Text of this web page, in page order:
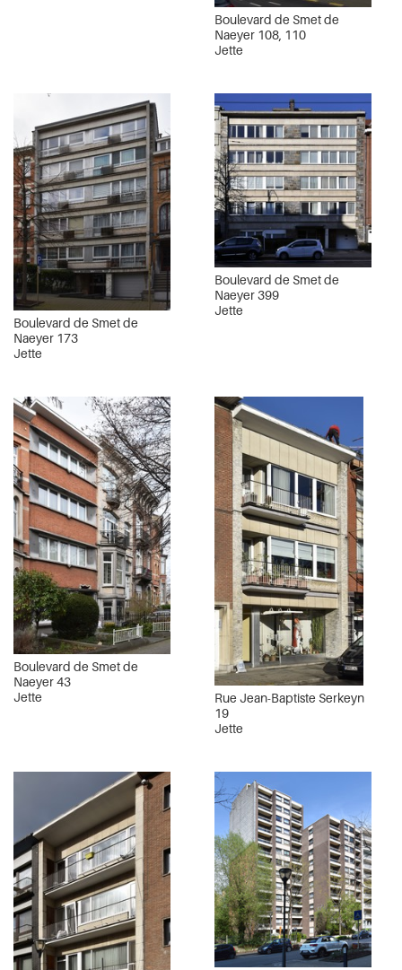
Boulevard de Smet de
Naeyer 108, 110
Jette
Boulevard de Smet de
Naeyer 173
Jette
Boulevard de Smet de
Naeyer 399
Jette
Boulevard de Smet de
Naeyer 43
Jette
Rue Jean-Baptiste Serkeyn
19
Jette